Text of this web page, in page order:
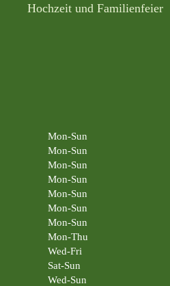
Hochzeit und Familienfeier
Mon-Sun
Mon-Sun
Mon-Sun
Mon-Sun
Mon-Sun
Mon-Sun
Mon-Sun
Mon-Thu
Wed-Fri
Sat-Sun
Wed-Sun